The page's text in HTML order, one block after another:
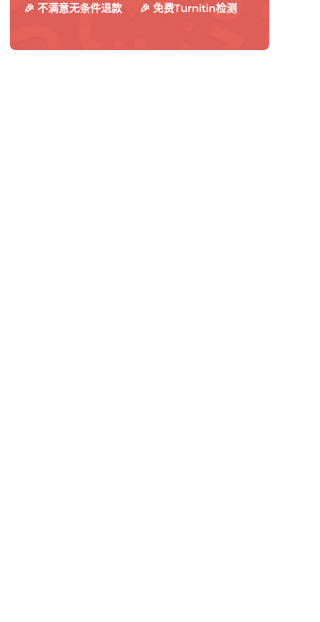
🎉 不满意无条件退款
🎉 免费Turnitin检测